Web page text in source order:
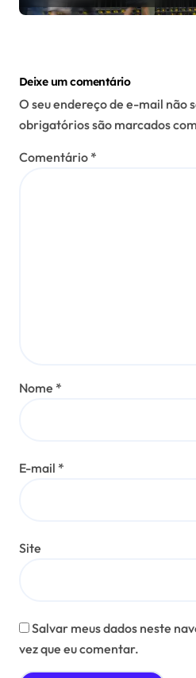
Deixe um comentário
O seu endereço de e-mail não
obrigatórios são marcados com
Comentário *
Nome *
E-mail *
Site
Salvar meus dados neste
vez que eu comentar.